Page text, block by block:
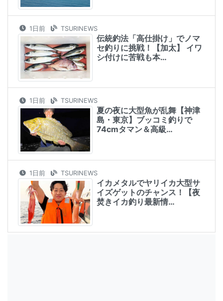
1日前 TSURINEWS
伝統釣法「高仕掛け」でノマ
セ釣りに挑戦！【加太】 イワ
シ付けに苦戦も本…
1日前 TSURINEWS
夏の夜に大型魚が乱舞【神津
島・東京】ブッコミ釣りで
74cmタマン＆高級…
1日前 TSURINEWS
イカメタルでヤリイカ大型サ
イズゲットのチャンス！【夜
焚きイカ釣り最新情…